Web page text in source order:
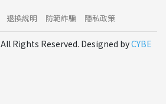
退換說明 防範詐騙 隱私政策
All Rights Reserved. Designed byCYBE